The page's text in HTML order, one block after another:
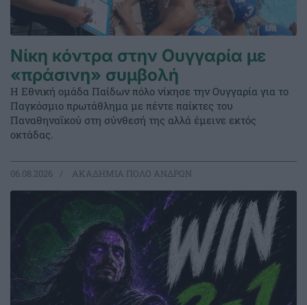
Νίκη κόντρα στην Ουγγαρία με
«πράσινη» συμβολή
Η Εθνική ομάδα Παίδων πόλο νίκησε την Ουγγαρία για το
Παγκόσμιο πρωτάθλημα με πέντε παίκτες του
Παναθηναϊκού στη σύνθεσή της αλλά έμεινε εκτός
οκτάδας.
06.08.2026 ΑΚΑΔΗΜΙΑ ΠΟΛΟ ΑΝΔΡΩΝ